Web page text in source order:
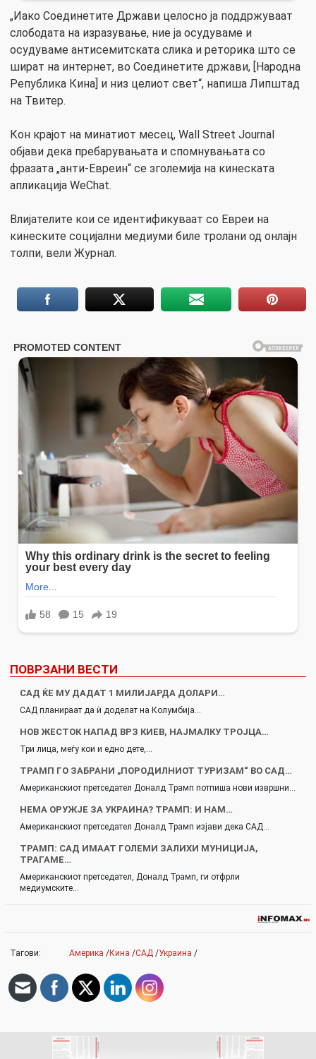
„Иако Соединетите Држави целосно ја поддржуваат
слободата на изразување, ние ја осудуваме и
осудуваме антисемитската слика и реторика што се
шират на интернет, во Соединетите држави, [Народна
Република Кина] и низ целиот свет“, напиша Липштад
на Твитер.
Кон крајот на минатиот месец, Wall Street Journal
објави дека пребарувањата и спомнувањата со
фразата „анти-Евреин“ се зголемија на кинеската
апликација WeChat.
Влијателите кои се идентификуваат со Евреи на
кинеските социјални медиуми биле тролани од онлајн
толпи, вели Журнал.
ПОВРЗАНИ ВЕСТИ
САД ЌЕ МУ ДАДАТ 1 МИЛИЈАРДА ДОЛАРИ…
САД планираат да ѝ доделат на Колумбија…
НОВ ЖЕСТОК НАПАД ВРЗ КИЕВ, НАЈМАЛКУ ТРОЈЦА…
Три лица, меѓу кои и едно дете,…
ТРАМП ГО ЗАБРАНИ „ПОРОДИЛНИОТ ТУРИЗАМ“ ВО САД…
Американскиот претседател Доналд Трамп потпиша нови извршни…
НЕМА ОРУЖЈЕ ЗА УКРАИНА? ТРАМП: И НАМ…
Американскиот претседател Доналд Трамп изјави дека САД…
ТРАМП: САД ИМААТ ГОЛЕМИ ЗАЛИХИ МУНИЦИЈА,
ТРАГАМЕ…
Американскиот претседател, Доналд Трамп, ги отфрли
медиумските…
Тагови: Америка /Кина /САД /Украина /